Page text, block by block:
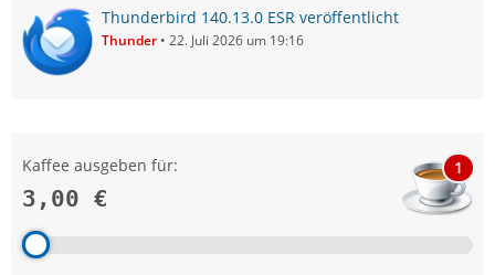
Thunderbird 140.13.0 ESR veröffentlicht
Thunder 22. Juli 2026 um 19:16
Kaffee ausgeben für:
3,00 €
1